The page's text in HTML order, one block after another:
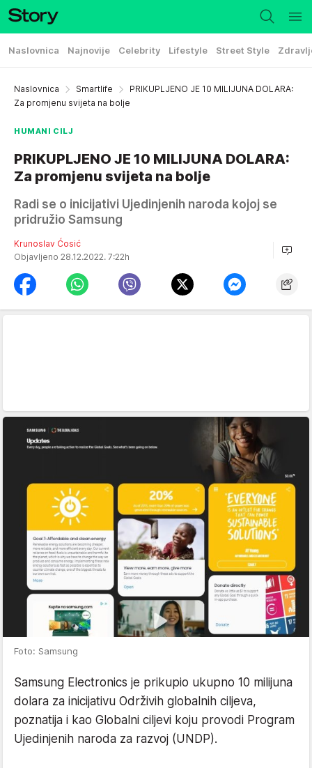
Naslovnica Najnovije Celebrity Lifestyle Street Style
Naslovnica Smartlife
PRIKUPLJENO JE 10 MILIJUNA DOLARA:
Za promjenu svijeta na bolje
HUMANI CILJ
PRIKUPLJENO JE 10 MILIJUNA DOLARA:
Za promjenu svijeta na bolje
Radi se o inicijativi Ujedinjenih naroda kojoj se
pridružio Samsung
Krunoslav Ćosić
Objavljeno 28.12.2022. 7:22h
Foto: Samsung
Samsung Electronics je prikupio ukupno 10 milijuna
dolara za inicijativu Održivih globalnih ciljeva,
poznatija i kao Globalni ciljevi koju provodi Program
Ujedinjenih naroda za razvoj (UNDP).